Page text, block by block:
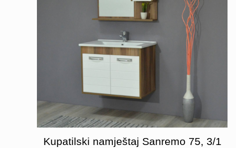
Kupatilski namještaj Sanremo 75, 3/1